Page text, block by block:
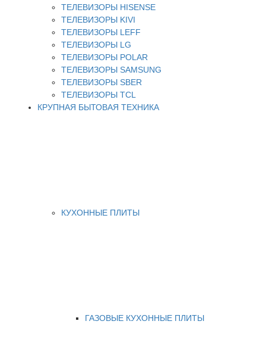
ТЕЛЕВИЗОРЫ HISENSE
ТЕЛЕВИЗОРЫ KIVI
ТЕЛЕВИЗОРЫ LEFF
ТЕЛЕВИЗОРЫ LG
ТЕЛЕВИЗОРЫ POLAR
ТЕЛЕВИЗОРЫ SAMSUNG
ТЕЛЕВИЗОРЫ SBER
ТЕЛЕВИЗОРЫ TCL
КРУПНАЯ БЫТОВАЯ ТЕХНИКА
КУХОННЫЕ ПЛИТЫ
ГАЗОВЫЕ КУХОННЫЕ ПЛИТЫ